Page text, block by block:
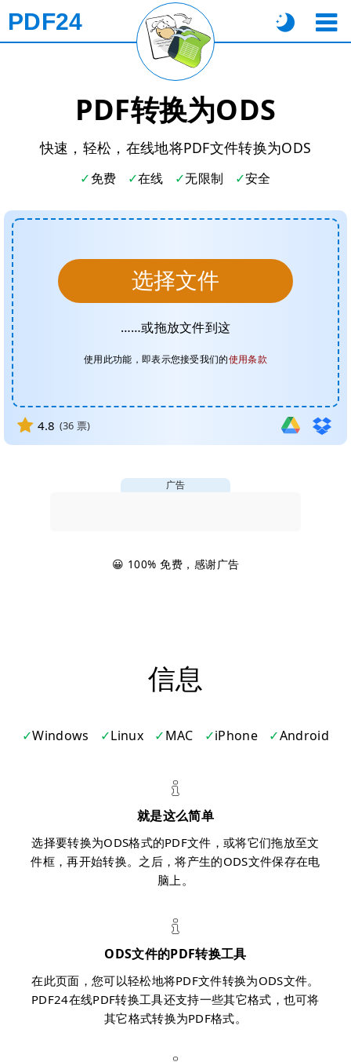
PDF24
PDF转换为ODS
快速，轻松，在线地将PDF文件转换为ODS
免费 在线 无限制 安全
选择文件
……或拖放文件到这
使用此功能，即表示您接受我们的使用条款
4.8 (36 票)
广告
😀 100% 免费，感谢广告
信息
Windows Linux MAC iPhone Android
就是这么简单
选择要转换为ODS格式的PDF文件，或将它们拖放至文
件框，再开始转换。之后，将产生的ODS文件保存在电
脑上。
ODS文件的PDF转换工具
在此页面，您可以轻松地将PDF文件转换为ODS文件。
PDF24在线PDF转换工具还支持一些其它格式，也可将
其它格式转换为PDF格式。